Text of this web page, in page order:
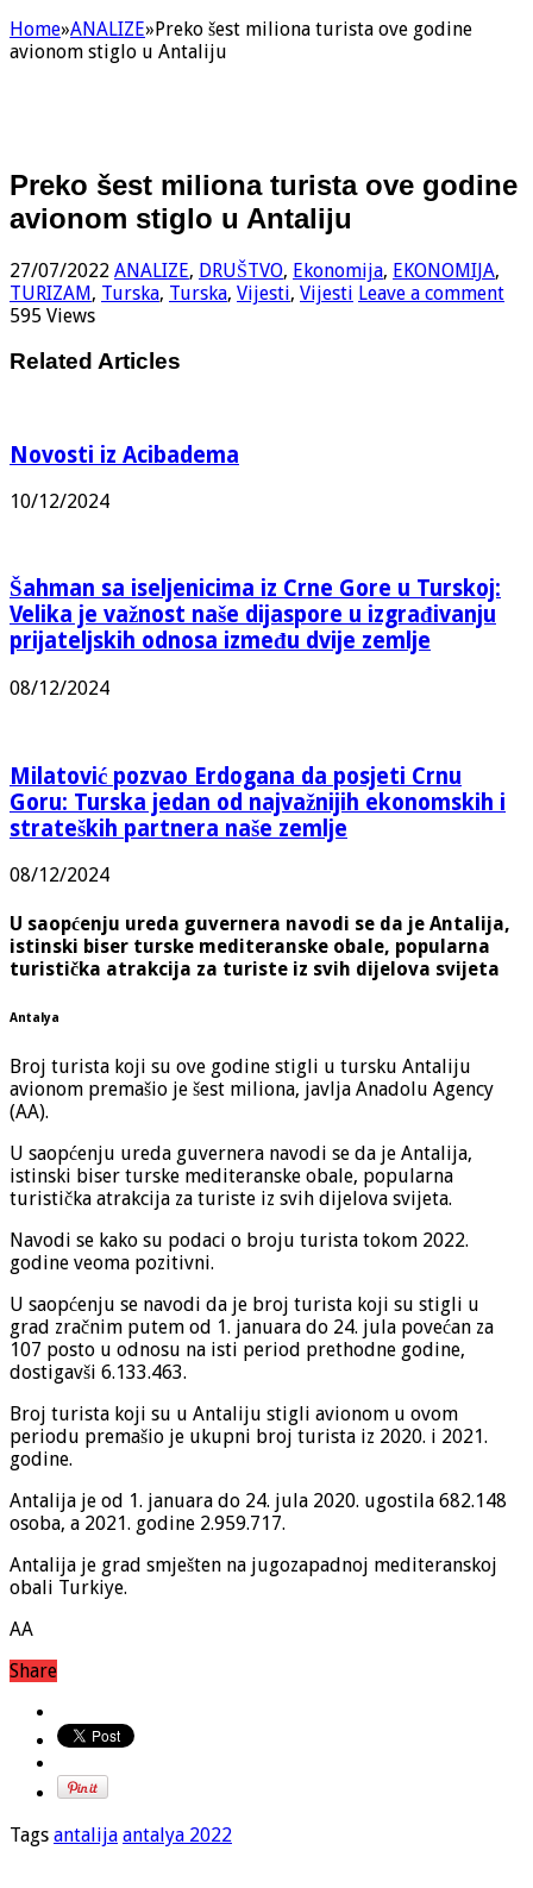
Home»ANALIZE»Preko šest miliona turista ove godine
avionom stiglo u Antaliju
Preko šest miliona turista ove godine
avionom stiglo u Antaliju
27/07/2022 ANALIZE, DRUŠTVO, Ekonomija, EKONOMIJA,
TURIZAM, Turska, Turska, Vijesti, Vijesti Leave a comment
595 Views
Related Articles
Novosti iz Acibadema
10/12/2024
Šahman sa iseljenicima iz Crne Gore u Turskoj:
Velika je važnost naše dijaspore u izgrađivanju
prijateljskih odnosa između dvije zemlje
08/12/2024
Milatović pozvao Erdogana da posjeti Crnu
Goru: Turska jedan od najvažnijih ekonomskih i
strateških partnera naše zemlje
08/12/2024
U saopćenju ureda guvernera navodi se da je Antalija,
istinski biser turske mediteranske obale, popularna
turistička atrakcija za turiste iz svih dijelova svijeta
Antalya
Broj turista koji su ove godine stigli u tursku Antaliju
avionom premašio je šest miliona, javlja Anadolu Agency
(AA).
U saopćenju ureda guvernera navodi se da je Antalija,
istinski biser turske mediteranske obale, popularna
turistička atrakcija za turiste iz svih dijelova svijeta.
Navodi se kako su podaci o broju turista tokom 2022.
godine veoma pozitivni.
U saopćenju se navodi da je broj turista koji su stigli u
grad zračnim putem od 1. januara do 24. jula povećan za
107 posto u odnosu na isti period prethodne godine,
dostigavši 6.133.463.
Broj turista koji su u Antaliju stigli avionom u ovom
periodu premašio je ukupni broj turista iz 2020. i 2021.
godine.
Antalija je od 1. januara do 24. jula 2020. ugostila 682.148
osoba, a 2021. godine 2.959.717.
Antalija je grad smješten na jugozapadnoj mediteranskoj
obali Turkiye.
AA
Share
Tags antalija antalya 2022